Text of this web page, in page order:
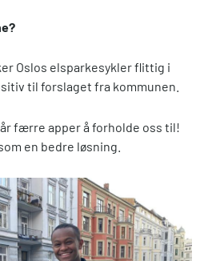
Oslos elsparkesykler flittig i
til forslaget fra kommunen.
færre apper å forholde oss til!
en bedre løsning.